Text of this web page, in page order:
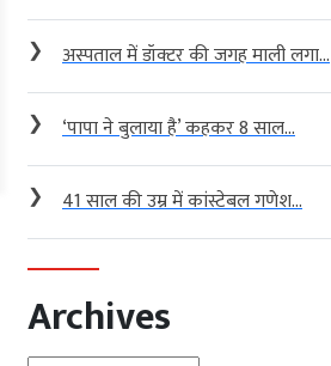
❯ अस्पताल में डॉक्टर की जगह माली लगा...
❯ ‘पापा ने बुलाया है’ कहकर 8 साल...
❯ 41 साल की उम्र में कांस्टेबल गणेश...
Archives